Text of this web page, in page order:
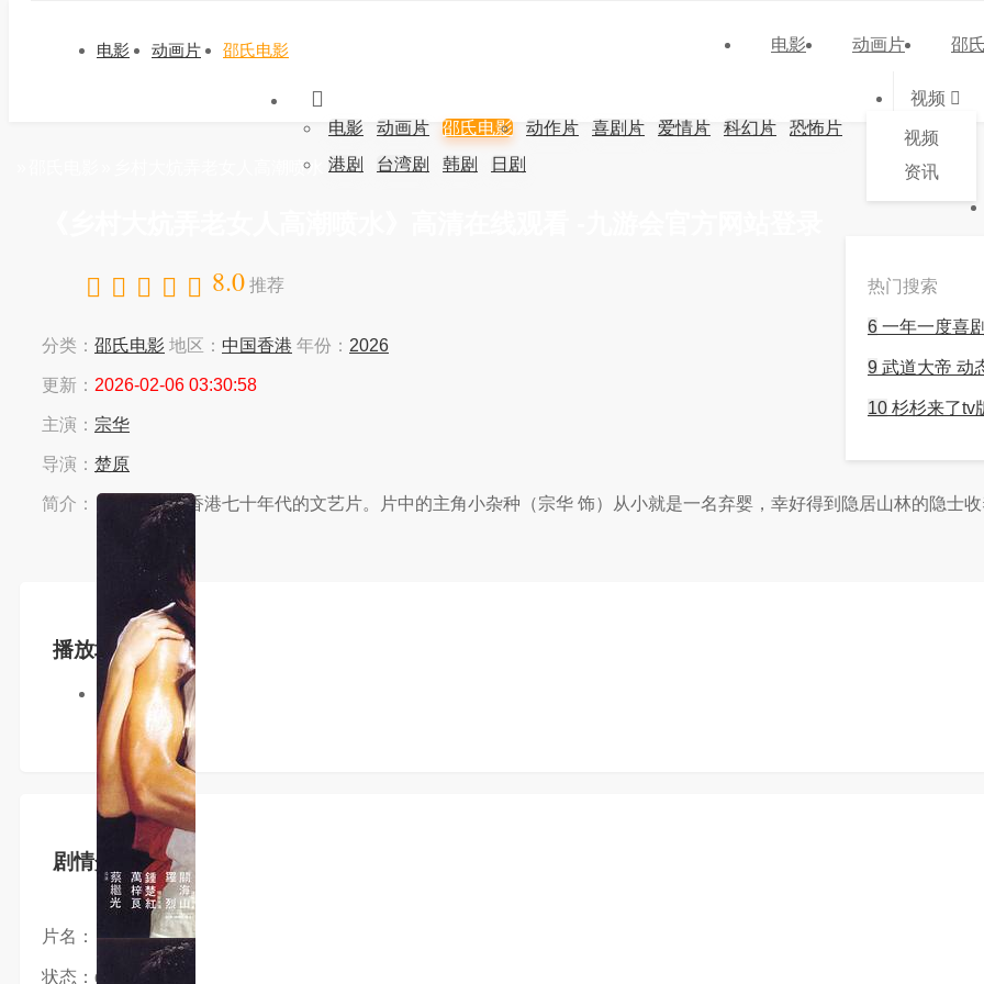
电影 动画片 邵氏电影 电影 动画片 邵
电影 动画片 邵氏电影 动作片 喜剧片 爱情片 科幻片
恐怖片
港剧
台湾剧 韩剧 日剧
视频
视频
资讯
热门搜索
6 一年一度喜
9 武道大帝 动
10 杉杉来了tv
乡村大炕弄老女人高潮喷水
8.0 推荐
分类： 邵氏电影 地区： 中国香港 年份： 2026
更新： 2026-02-06 03:30:58
主演： 宗华
导演： 楚原
简介： 简介：这是香港七十年代的文艺片。片中的主角小杂种（宗华 饰）从小就是一名弃婴，幸好得到隐居山林的隐士收
播放地址
wjm3u8
剧情介绍
片名：
状态：dvd